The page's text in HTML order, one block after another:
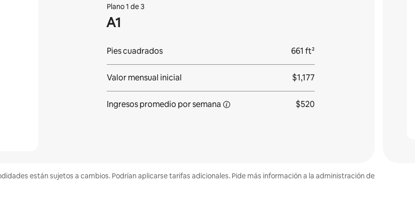
Plano 1 de 3
A1
Pies cuadrados 661 ft²
Valor mensual inicial $1,177
Ingresos promedio por semana $520
están sujetos a cambios. Podrían aplicarse tarifas adicionales. Pide más información a la administración de